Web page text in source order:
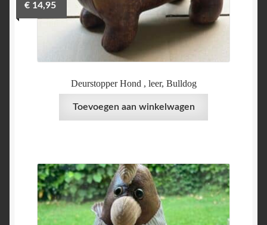
Deurstopper Hond , leer, Bulldog
€14,95
Toevoegen aan winkelwagen